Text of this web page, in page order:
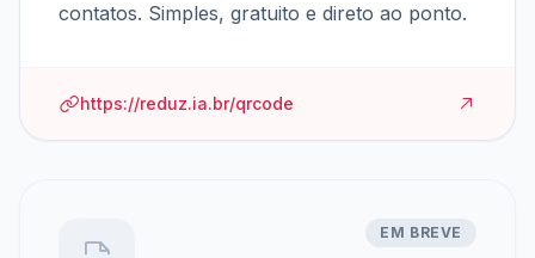
contatos. Simples, gratuito e direto ao ponto.
https://reduz.ia.br/qrcode
EM BREVE